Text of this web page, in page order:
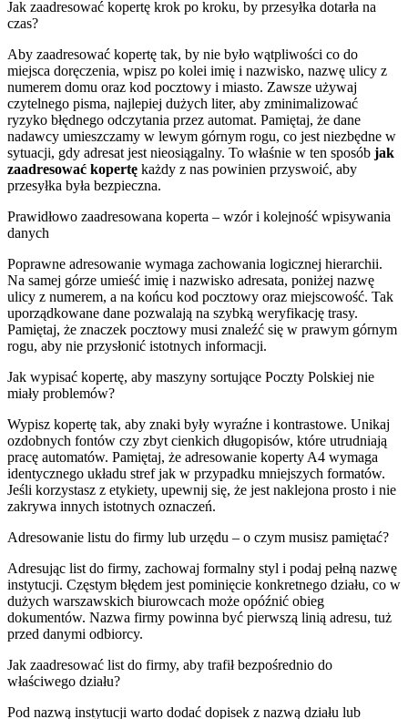
Jak zaadresować kopertę krok po kroku, by przesyłka dotarła na
czas?
Aby zaadresować kopertę tak, by nie było wątpliwości co do
miejsca doręczenia, wpisz po kolei imię i nazwisko, nazwę ulicy z
numerem domu oraz kod pocztowy i miasto. Zawsze używaj
czytelnego pisma, najlepiej dużych liter, aby zminimalizować
ryzyko błędnego odczytania przez automat. Pamiętaj, że dane
nadawcy umieszczamy w lewym górnym rogu, co jest niezbędne w
sytuacji, gdy adresat jest nieosiągalny. To właśnie w ten sposób jak
zaadresować kopertę każdy z nas powinien przyswoić, aby
przesyłka była bezpieczna.
Prawidłowo zaadresowana koperta – wzór i kolejność wpisywania
danych
Poprawne adresowanie wymaga zachowania logicznej hierarchii.
Na samej górze umieść imię i nazwisko adresata, poniżej nazwę
ulicy z numerem, a na końcu kod pocztowy oraz miejscowość. Tak
uporządkowane dane pozwalają na szybką weryfikację trasy.
Pamiętaj, że znaczek pocztowy musi znaleźć się w prawym górnym
rogu, aby nie przysłonić istotnych informacji.
Jak wypisać kopertę, aby maszyny sortujące Poczty Polskiej nie
miały problemów?
Wypisz kopertę tak, aby znaki były wyraźne i kontrastowe. Unikaj
ozdobnych fontów czy zbyt cienkich długopisów, które utrudniają
pracę automatów. Pamiętaj, że adresowanie koperty A4 wymaga
identycznego układu stref jak w przypadku mniejszych formatów.
Jeśli korzystasz z etykiety, upewnij się, że jest naklejona prosto i nie
zakrywa innych istotnych oznaczeń.
Adresowanie listu do firmy lub urzędu – o czym musisz pamiętać?
Adresując list do firmy, zachowaj formalny styl i podaj pełną nazwę
instytucji. Częstym błędem jest pominięcie konkretnego działu, co w
dużych warszawskich biurowcach może opóźnić obieg
dokumentów. Nazwa firmy powinna być pierwszą linią adresu, tuż
przed danymi odbiorcy.
Jak zaadresować list do firmy, aby trafił bezpośrednio do
właściwego działu?
Pod nazwą instytucji warto dodać dopisek z nazwą działu lub